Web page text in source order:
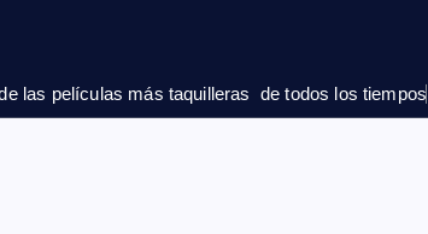
las películas más taquilleras  de todos los tiempos